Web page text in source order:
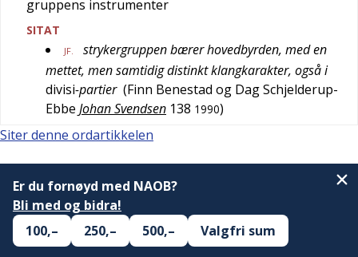
gruppens instrumenter
SITAT
JF.
strykergruppen bærer hovedbyrden, med en
mettet, men samtidig distinkt klangkarakter, også i
divisi-partier (Finn Benestad og Dag Schjelderup-
Ebbe Johan Svendsen 138 1990)
Siter denne ordartikkelen
Er du fornøyd med NAOB?
Bli med og bidra!
100,–
250,– 500,– Valgfri sum